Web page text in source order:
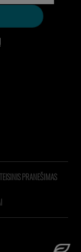
TEISINIS PRANEŠIMAS